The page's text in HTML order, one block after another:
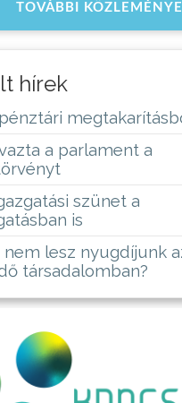
TOVÁBBI
hírek
a parlament a
szünet a
is
nem lesz nyugdíjunk
társadalomban?